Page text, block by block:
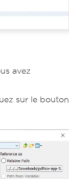
avez
sur le bouton